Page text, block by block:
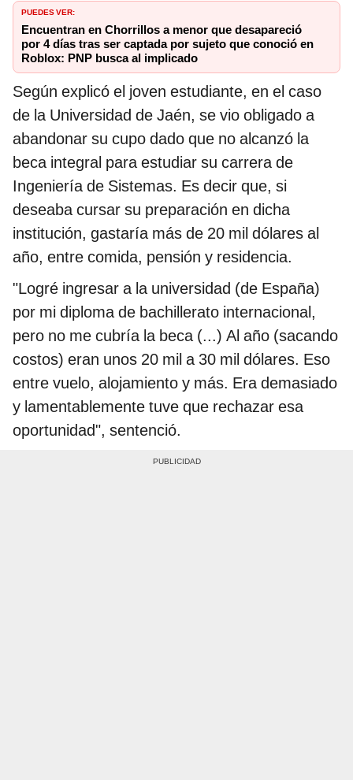
PUEDES VER:
Encuentran en Chorrillos a menor que desapareció
por 4 días tras ser captada por sujeto que conoció en
Roblox: PNP busca al implicado
Según explicó el joven estudiante, en el caso
de la Universidad de Jaén, se vio obligado a
abandonar su cupo dado que no alcanzó la
beca integral para estudiar su carrera de
Ingeniería de Sistemas. Es decir que, si
deseaba cursar su preparación en dicha
institución, gastaría más de 20 mil dólares al
año, entre comida, pensión y residencia.
"Logré ingresar a la universidad (de España)
por mi diploma de bachillerato internacional,
pero no me cubría la beca (...) Al año (sacando
costos) eran unos 20 mil a 30 mil dólares. Eso
entre vuelo, alojamiento y más. Era demasiado
y lamentablemente tuve que rechazar esa
oportunidad", sentenció.